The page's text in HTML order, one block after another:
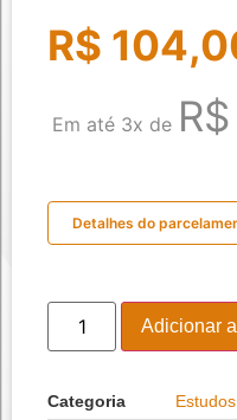
R$
Em até 3x de R$
Detalhes do
Adicionar
Categoria